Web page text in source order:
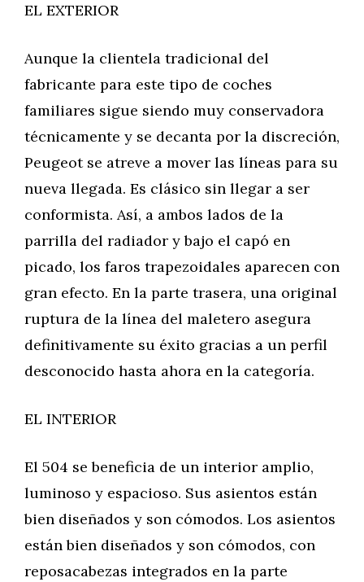
EL EXTERIOR
Aunque la clientela tradicional del
fabricante para este tipo de coches
familiares sigue siendo muy conservadora
técnicamente y se decanta por la discreción,
Peugeot se atreve a mover las líneas para su
nueva llegada. Es clásico sin llegar a ser
conformista. Así, a ambos lados de la
parrilla del radiador y bajo el capó en
picado, los faros trapezoidales aparecen con
gran efecto. En la parte trasera, una original
ruptura de la línea del maletero asegura
definitivamente su éxito gracias a un perfil
desconocido hasta ahora en la categoría.
EL INTERIOR
El 504 se beneficia de un interior amplio,
luminoso y espacioso. Sus asientos están
bien diseñados y son cómodos. Los asientos
están bien diseñados y son cómodos, con
reposacabezas integrados en la parte